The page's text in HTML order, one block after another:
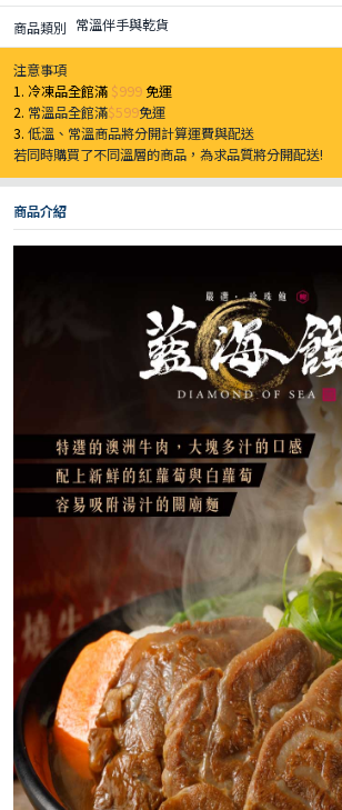
商品類別 常溫伴手與乾貨
注意事項
1. 冷凍品全館滿 $999免運
2. 常溫品全館滿$599免運
3.低溫、常溫商品將分開計算運費與配送
若同時購買了不同溫層的商品，為求品質將分開配送!
商品介紹